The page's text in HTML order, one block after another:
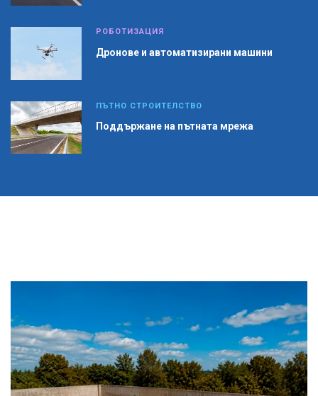
РОБОТИЗАЦИЯ
Дронове и автоматизирани машини
ПЪТНО СТРОИТЕЛСТВО
Поддържане на пътната мрежа